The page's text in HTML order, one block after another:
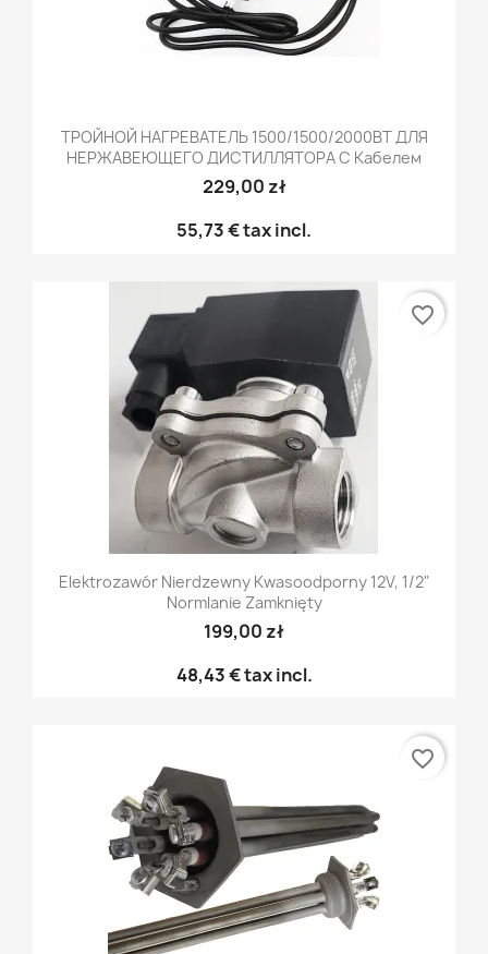
ТРОЙНОЙ НАГРЕВАТЕЛЬ 1500/1500/2000ВТ ДЛЯ
НЕРЖАВЕЮЩЕГО ДИСТИЛЛЯТОРА С Кабелем
229,00 zł
55,73 €tax incl.
Elektrozawór Nierdzewny Kwasoodporny 12V, 1/2"
Normlanie Zamknięty
199,00 zł
48,43 €tax incl.
favorite_border
favorite_border